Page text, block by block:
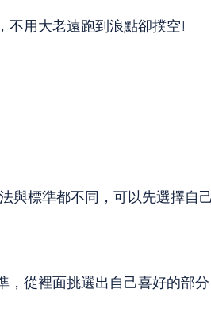
不用大老遠跑到浪點卻撲空!
與標準都不同，可以先選擇自
從裡面挑選出自己喜好的部